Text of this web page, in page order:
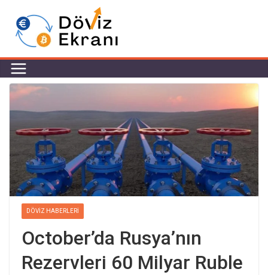
DÖVIZ HABERLERI
October’da Rusya’nın
Rezervleri 60 Milyar Ruble